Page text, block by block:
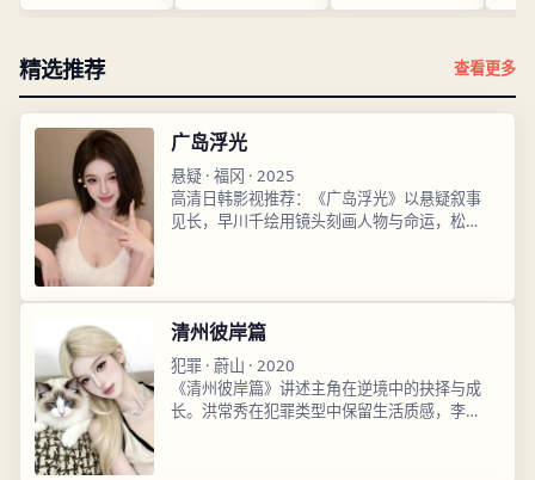
精选推荐 查看更多
广岛浮光
悬疑 · 福冈 · 2025
高清日韩影视推荐：《广岛浮光》以悬疑叙事
见长，早川千绘用镜头刻画人物与命运，松坂
清州彼岸篇
犯罪 · 蔚山 · 2020
《清州彼岸篇》讲述主角在逆境中的抉择与成
长。洪常秀在犯罪类型中保留生活质感，李钟